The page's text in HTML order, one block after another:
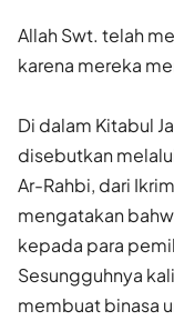
Allah Swt. telah
karena mereka
Di dalam Kitabul
disebutkan
Ar-Rahbi, dari
mengatakan
kepada para
Sesungguhnya
membuat binasa